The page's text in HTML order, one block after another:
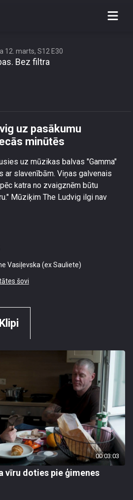
Ludvig uz pasākumu
12. marts, S12 E30
Bez filtra
uz pasākumu
minūtēs
uz mūzikas balvas "Gamma"
ar slavenībām. Viņas galvenais
katra no zvaigznēm būtu
Mūziķim The Ludvig ilgi nav
Vasiļevska (ex Sauliete)
šovi
Klipi
00:03:03
vīru doties pie ģimenes